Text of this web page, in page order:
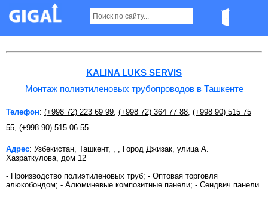
Монтаж полиэтиленовых трубопроводов в
KALINA LUKS SERVIS
Монтаж полиэтиленовых трубопроводов в Ташкенте
Телефон: (+998 72) 223 69 99 (+998 72) 364 77 88 (+998 90) 515 75
55 (+998 90) 515 06 55
Адрес: Узбекистан, Ташкент, , , Город Джизак, улица А.
Хазраткулова, дом 12
- Производство полиэтиленовых труб; - Оптовая торговля
алюкобондом; - Алюминевые композитные панели; - Сендвич панели.